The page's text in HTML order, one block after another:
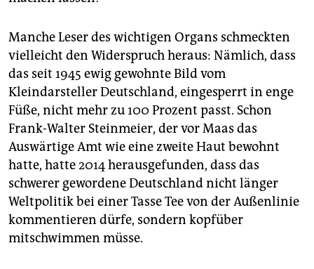
Manche Leser des wichtigen Organs schmeckten
vielleicht den Widerspruch heraus: Nämlich, dass
das seit 1945 ewig gewohnte Bild vom
Kleindarsteller Deutschland, eingesperrt in enge
Füße, nicht mehr zu 100 Prozent passt. Schon
Frank-Walter Steinmeier, der vor Maas das
Auswärtige Amt wie eine zweite Haut bewohnt
hatte, hatte 2014 herausgefunden, dass das
schwerer gewordene Deutschland nicht länger
Weltpolitik bei einer Tasse Tee von der Außenlinie
kommentieren dürfe, sondern kopfüber
mitschwimmen müsse.